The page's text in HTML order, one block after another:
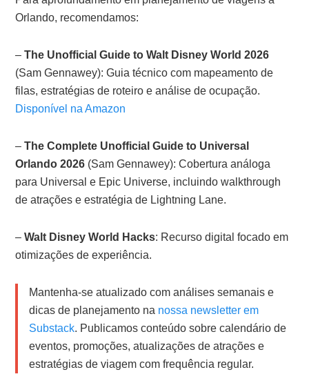
Orlando, recomendamos:
–The Unofficial Guide to Walt Disney World 2026
(Sam Gennawey): Guia técnico com mapeamento de
filas, estratégias de roteiro e análise de ocupação.
Disponível na Amazon
–The Complete Unofficial Guide to Universal
Orlando 2026 (Sam Gennawey): Cobertura análoga
para Universal e Epic Universe, incluindo walkthrough
de atrações e estratégia de Lightning Lane.
–Walt Disney World Hacks: Recurso digital focado em
otimizações de experiência.
Mantenha-se atualizado com análises semanais e
dicas de planejamento na nossa newsletter em
Substack. Publicamos conteúdo sobre calendário de
eventos, promoções, atualizações de atrações e
estratégias de viagem com frequência regular.